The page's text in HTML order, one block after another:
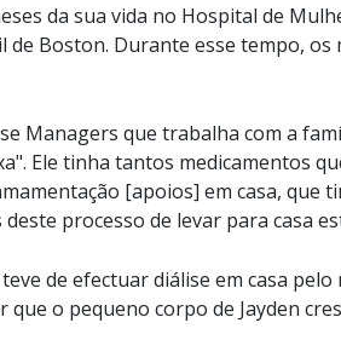
da sua vida no Hospital de
Boston. Durante esse tempo, os
Managers que trabalha com a
Ele tinha tantos medicamentos
[apoios] em casa, que
processo de levar para casa
de efectuar diálise em casa
o pequeno corpo de Jayden